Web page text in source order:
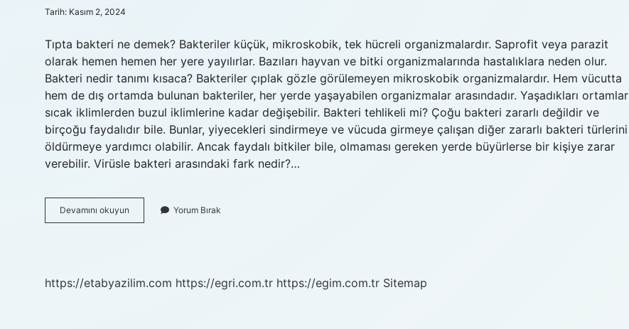
Tarih: Kasım 2, 2024
Tıpta bakteri ne demek? Bakteriler küçük, mikroskobik, tek hücreli organizmalardır. Saprofit veya parazit
olarak hemen hemen her yere yayılırlar. Bazıları hayvan ve bitki organizmalarında hastalıklara neden olur.
Bakteri nedir tanımı kısaca? Bakteriler çıplak gözle görülemeyen mikroskobik organizmalardır. Hem vücutta
hem de dış ortamda bulunan bakteriler, her yerde yaşayabilen organizmalar arasındadır. Yaşadıkları ortamlar
sıcak iklimlerden buzul iklimlerine kadar değişebilir. Bakteri tehlikeli mi? Çoğu bakteri zararlı değildir ve
birçoğu faydalıdır bile. Bunlar, yiyecekleri sindirmeye ve vücuda girmeye çalışan diğer zararlı bakteri türlerini
öldürmeye yardımcı olabilir. Ancak faydalı bitkiler bile, olmaması gereken yerde büyürlerse bir kişiye zarar
verebilir. Virüsle bakteri arasındaki fark nedir?…
Devamını okuyun
Nedir
Yorum Bırak
https://etabyazilim.com https://egri.com.tr https://egim.com.tr Sitemap